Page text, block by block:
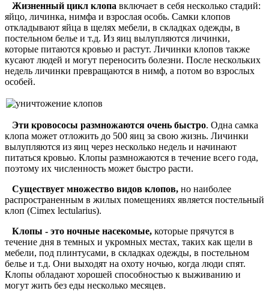
Жизненный цикл клопа включает в себя несколько стадий:
яйцо, личинка, нимфа и взрослая особь. Самки клопов
откладывают яйца в щелях мебели, в складках одежды, в
постельном белье и т.д. Из яиц вылупляются личинки,
которые питаются кровью и растут. Личинки клопов также
кусают людей и могут переносить болезни. После нескольких
недель личинки превращаются в нимф, а потом во взрослых
особей.
Эти кровососы размножаются очень быстро. Одна самка
клопа может отложить до 500 яиц за свою жизнь. Личинки
вылупляются из яиц через несколько недель и начинают
питаться кровью. Клопы размножаются в течение всего года,
поэтому их численность может быстро расти.
Существует множество видов клопов, но наиболее
распространенным в жилых помещениях является постельный
клоп (Cimex lectularius).
Клопы - это ночные насекомые, которые прячутся в
течение дня в темных и укромных местах, таких как щели в
мебели, под плинтусами, в складках одежды, в постельном
белье и т.д. Они выходят на охоту ночью, когда люди спят.
Клопы обладают хорошей способностью к выживанию и
могут жить без еды несколько месяцев.